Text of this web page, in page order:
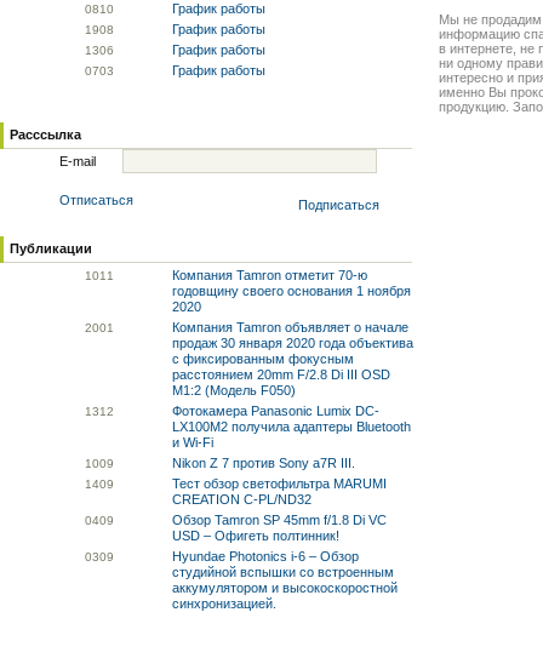
0810 График работы
1908 График работы
1306 График работы
0703 График работы
Расссылка
E-mail
Отписаться Подписаться
Публикации
1011
Компания Tamron отметит 70-ю
годовщину своего основания 1 ноября
2020
2001
Компания Tamron объявляет о начале
продаж 30 января 2020 года объектива
с фиксированным фокусным
расстоянием 20mm F/2.8 Di III OSD
M1:2 (Модель F050)
1312
Фотокамера Panasonic Lumix DC-
LX100M2 получила адаптеры Bluetooth
и Wi-Fi
1009 Nikon Z 7 против Sony a7R III.
1409
Тест обзор светофильтра MARUMI
CREATION C-PL/ND32
0409
Обзор Tamron SP 45mm f/1.8 Di VC
USD – Офигеть полтинник!
0309
Hyundae Photonics i-6 – Обзор
студийной вспышки со встроенным
аккумулятором и высокоскоростной
синхронизацией.
Мы не
информацию
в интернете, не
ни одному
интересно и
именно Вы
продукцию.